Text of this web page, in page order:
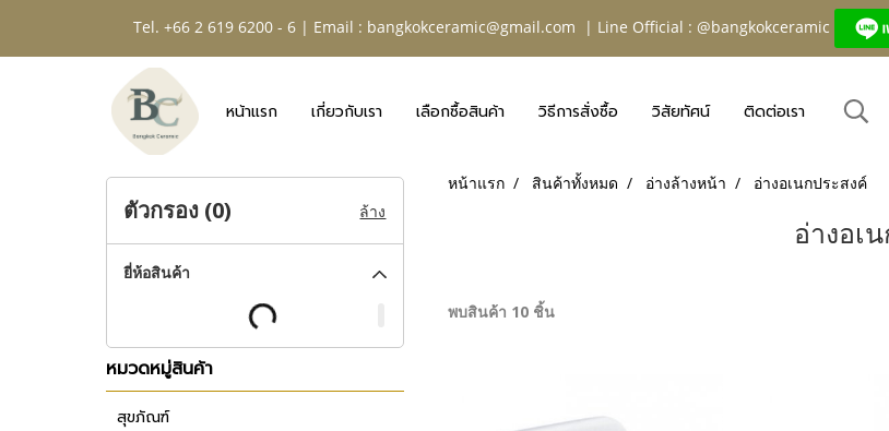
Tel. +66 2 619 6200 - 6 | Email : bangkokceramic@gmail.com | Line Official : @bangkokceramic
หน้าแรก เกี่ยวกับเรา เลือกซื้อสินค้า วิธีการสั่งซื้อ วิสัยทัศน์ ติดต่อเรา
หน้าแรก สินค้าทั้งหมด อ่างล้างหน้า อ่างอเนกประสงค์
อ่างอเ
พบสินค้า 10 ชิ้น
ตัวกรอง (0) ล้าง
ยี่ห้อสินค้า
หมวดหมู่สินค้า
สุขภัณฑ์